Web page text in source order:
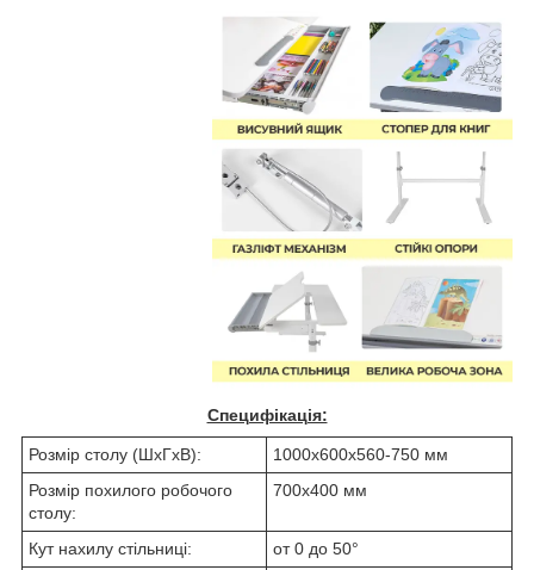
Специфікація:
Розмір столу (ШхГхВ):
1000x600x560-750 мм
Розмір похилого робочого
столу:
700x400 мм
Кут нахилу стільниці:
от 0 до 50°